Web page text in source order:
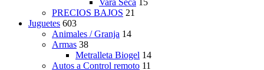
Vara Seca 15
PRECIOS BAJOS 21
Juguetes 603
Animales / Granja 14
Armas 38
Metralleta Biogel 14
Autos a Control remoto 11